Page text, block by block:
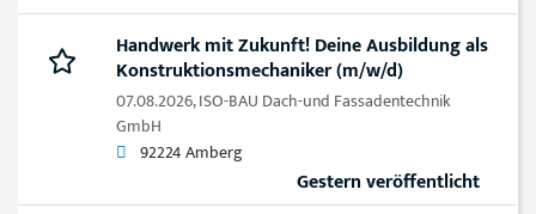
Handwerk mit Zukunft! Deine Ausbildung als
Konstruktionsmechaniker (m/w/d)
07.08.2026,ISO-BAU Dach-und Fassadentechnik
GmbH
92224 Amberg
Gestern veröffentlicht